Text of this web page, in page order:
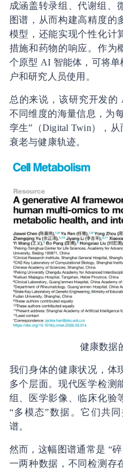
成涵盖转录组、代谢组、
图谱，从而构建高精度的
模型，还能实现个性化计
措施和药物的响应。作为
个原型 AI 智能体，可将
户和研究人员使用。
总的来说，该研究开发的
不同维度的海量信息，为
孪生”（Digital Twin），
衰老与健康轨迹。
健康数据
我们身体的健康状况，体
多个层面。现代医学检测
组、医学影像、临床化验
“多模态”数据。它们共
谱。
然而，这幅图谱通常是 “
一两种数据，不同检测存